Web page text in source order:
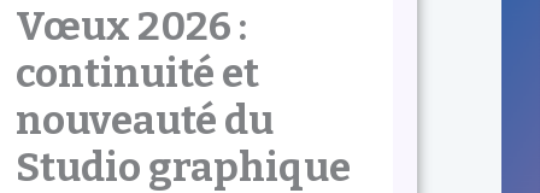
Vœux 2026 :
continuité et
nouveauté du
Studio graphique